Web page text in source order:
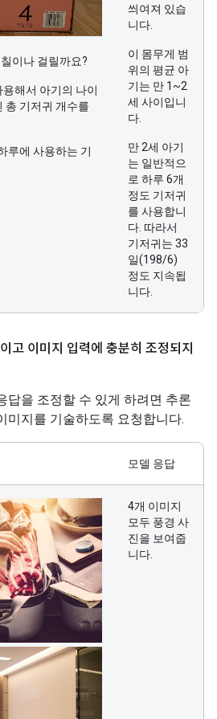
이나 걸릴까요?
해서 아기의 나이
총 기저귀 개수를
루에 사용하는 기
씌여져 있습
니다.
이 몸무게 범
위의 평균 아
기는 만 1~2
세 사이입니
다.
만 2세 아기
는 일반적으
로 하루 6개
정도 기저귀
를 사용합니
다. 따라서
기저귀는 33
일(198/6)
정도 지속됩
니다.
고 이미지 입력에 충분히 조정되지
답을 조정할 수 있게 하려면 추론
미지를 기술하도록 요청합니다.
모델 응답
4개 이미지
모두 풍경 사
진을 보여줍
니다.